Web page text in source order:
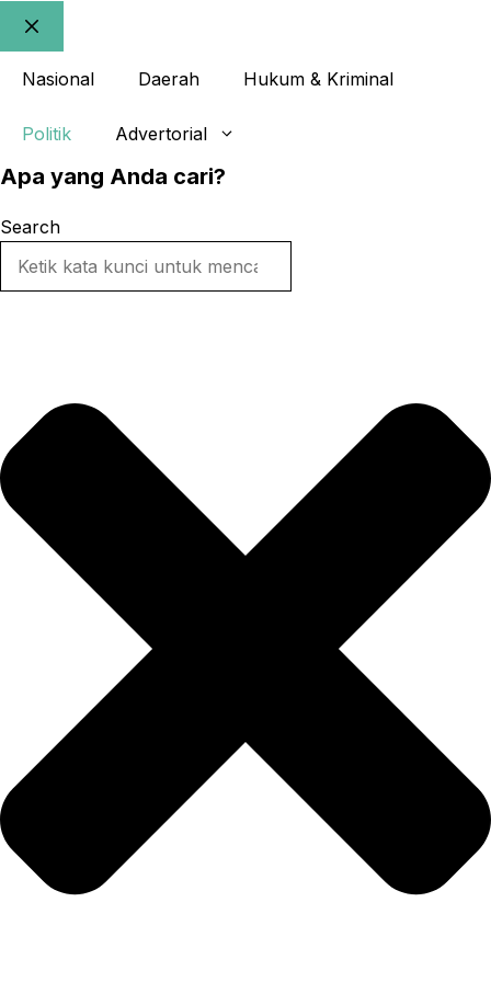
Close
Nasional
Daerah Hukum & Kriminal
Politik Advertorial
Apa yang Anda cari?
Search